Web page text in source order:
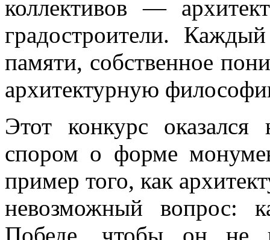
коллективов —
градостроители.
памяти, собственное
архитектурную
Этот конкурс
спором о форме
пример того, как
невозможный вопрос:
Победе, чтобы он не